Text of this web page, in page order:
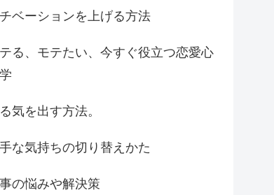
ベーションを上げる方法
る、モテたい、今すぐ役立つ恋愛心
気を出す方法。
手な気持ちの切り替えかた
の悩みや解決策